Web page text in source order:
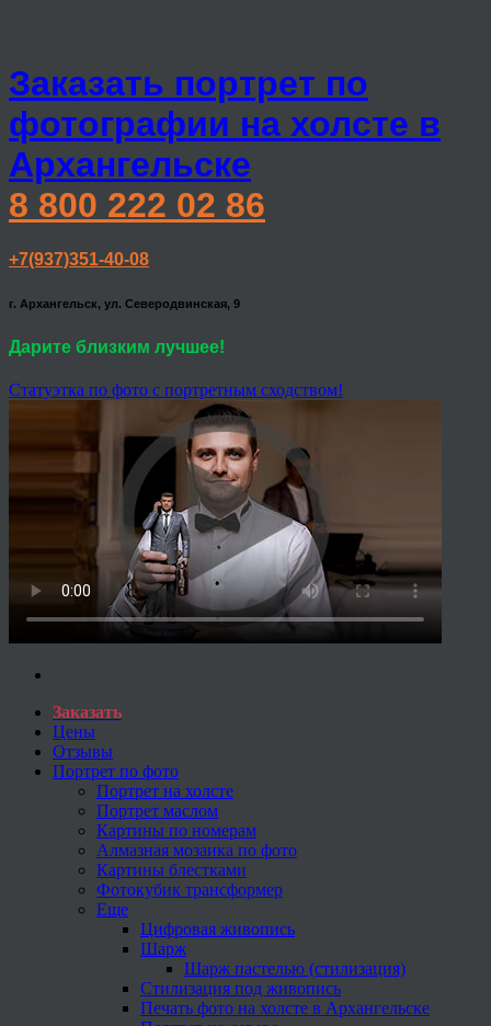
Заказать портрет по
фотографии на холсте в
Архангельске
8 800 222 02 86
+7(937)351-40-08
г. Архангельск, ул. Северодвинская, 9
Дарите близким лучшее!
Статуэтка по фото с портретным сходством!
Заказать
Цены
Отзывы
Портрет по фото
Портрет на холсте
Портрет маслом
Картины по номерам
Алмазная мозаика по фото
Картины блестками
Фотокубик трансформер
Еще
Цифровая живопись
Шарж
Шарж пастелью (стилизация)
Стилизация под живопись
Печать фото на холсте в Архангельске